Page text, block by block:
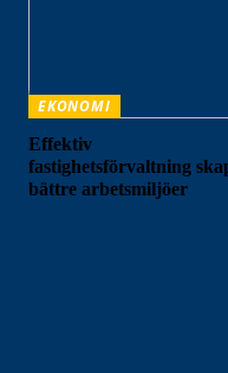
EKONOMI
Effektiv
fastighetsförvaltning
bättre arbetsmiljöer